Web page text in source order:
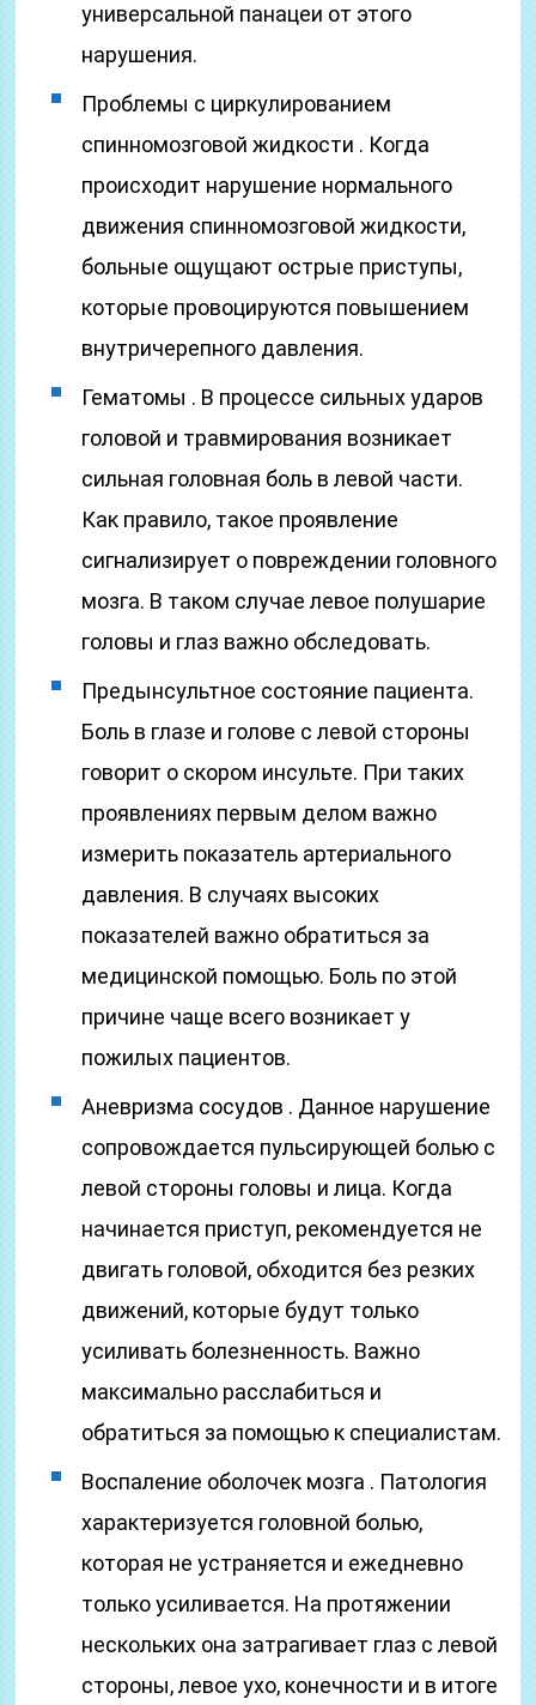
универсальной панацеи от этого
нарушения.
Проблемы с циркулированием
спинномозговой жидкости . Когда
происходит нарушение нормального
движения спинномозговой жидкости,
больные ощущают острые приступы,
которые провоцируются повышением
внутричерепного давления.
Гематомы . В процессе сильных ударов
головой и травмирования возникает
сильная головная боль в левой части.
Как правило, такое проявление
сигнализирует о повреждении головного
мозга. В таком случае левое полушарие
головы и глаз важно обследовать.
Предынсультное состояние пациента.
Боль в глазе и голове с левой стороны
говорит о скором инсульте. При таких
проявлениях первым делом важно
измерить показатель артериального
давления. В случаях высоких
показателей важно обратиться за
медицинской помощью. Боль по этой
причине чаще всего возникает у
пожилых пациентов.
Аневризма сосудов . Данное нарушение
сопровождается пульсирующей болью с
левой стороны головы и лица. Когда
начинается приступ, рекомендуется не
двигать головой, обходится без резких
движений, которые будут только
усиливать болезненность. Важно
максимально расслабиться и
обратиться за помощью к специалистам.
Воспаление оболочек мозга . Патология
характеризуется головной болью,
которая не устраняется и ежедневно
только усиливается. На протяжении
нескольких она затрагивает глаз с левой
стороны, левое ухо, конечности и в итоге